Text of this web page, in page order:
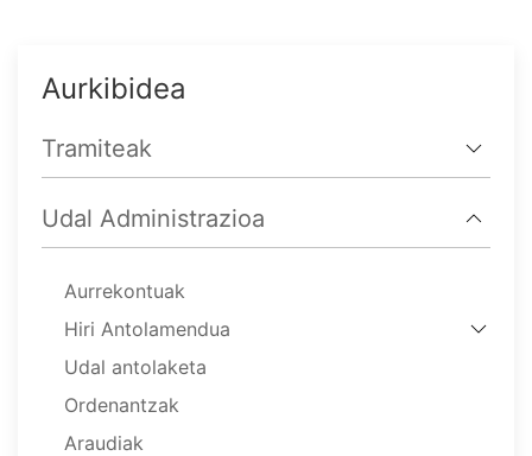
Aurkibidea
Tramiteak
Udal Administrazioa
Aurrekontuak
Hiri Antolamendua
Udal antolaketa
Ordenantzak
Araudiak